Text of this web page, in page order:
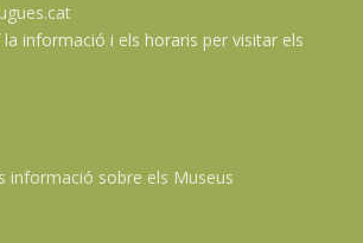
la informació i els horaris per visitar els
informació sobre els Museus